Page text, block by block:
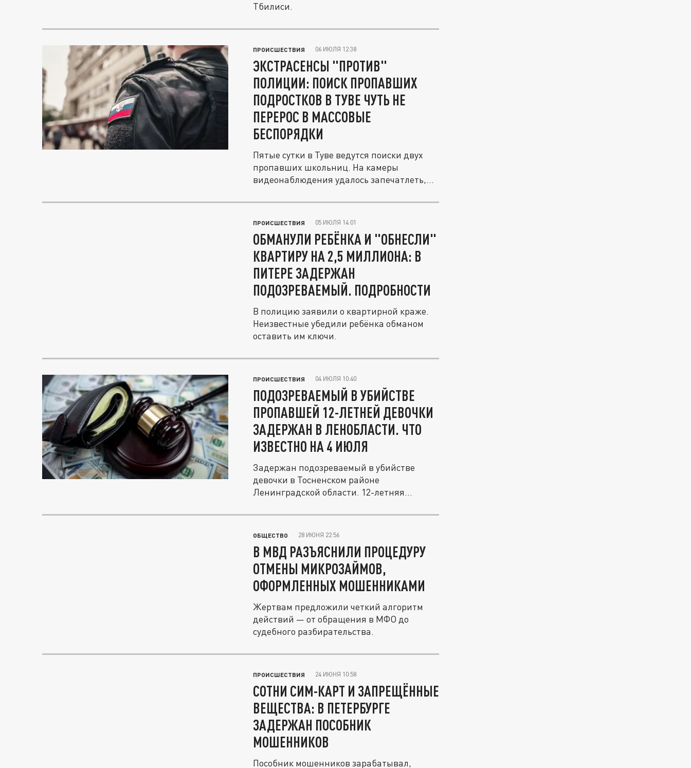
Тбилиси.
ПРОИСШЕСТВИЯ 06 ИЮЛЯ 12:38
ЭКСТРАСЕНСЫ "ПРОТИВ"
ПОЛИЦИИ: ПОИСК ПРОПАВШИХ
ПОДРОСТКОВ В ТУВЕ ЧУТЬ НЕ
ПЕРЕРОС В МАССОВЫЕ
БЕСПОРЯДКИ
Пятые сутки в Туве ведутся поиски двух
пропавших школьниц. На камеры
видеонаблюдения удалось запечатлеть,
ПРОИСШЕСТВИЯ 05 ИЮЛЯ 14:01
ОБМАНУЛИ РЕБЁНКА И "ОБНЕСЛИ"
КВАРТИРУ НА 2,5 МИЛЛИОНА: В
ПИТЕРЕ ЗАДЕРЖАН
ПОДОЗРЕВАЕМЫЙ. ПОДРОБНОСТИ
В полицию заявили о квартирной краже.
Неизвестные убедили ребёнка обманом
оставить им ключи.
ПРОИСШЕСТВИЯ 04 ИЮЛЯ 10:40
ПОДОЗРЕВАЕМЫЙ В УБИЙСТВЕ
ПРОПАВШЕЙ 12-ЛЕТНЕЙ ДЕВОЧКИ
ЗАДЕРЖАН В ЛЕНОБЛАСТИ. ЧТО
ИЗВЕСТНО НА 4 ИЮЛЯ
Задержан подозреваемый в убийстве
девочки в Тосненском районе
Ленинградской области. 12-летняя
ОБЩЕСТВО 28 ИЮНЯ 22:56
В МВД РАЗЪЯСНИЛИ ПРОЦЕДУРУ
ОТМЕНЫ МИКРОЗАЙМОВ,
ОФОРМЛЕННЫХ МОШЕННИКАМИ
Жертвам предложили четкий алгоритм
действий — от обращения в МФО до
судебного разбирательства.
ПРОИСШЕСТВИЯ 24 ИЮНЯ 10:58
СОТНИ СИМ-КАРТ И ЗАПРЕЩЁННЫЕ
ВЕЩЕСТВА: В ПЕТЕРБУРГЕ
ЗАДЕРЖАН ПОСОБНИК
МОШЕННИКОВ
Пособник мошенников зарабатывал,